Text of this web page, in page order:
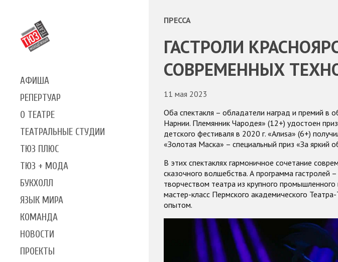
АФИША
РЕПЕРТУАР
О ТЕАТРЕ
ТЕАТРАЛЬНЫЕ СТУДИИ
ТЮЗ ПЛЮС
ТЮЗ + МОДА
БУКХОЛЛ
ЯЗЫК МИРА
КОМАНДА
НОВОСТИ
ПРОЕКТЫ
ПРЕССА
ГАСТРОЛИ
СОВРЕМЕННЫХ
11 мая 2023
Оба спектакля – обладатели наград и премий в
Нарнии. Племянник Чародея» (12+) удостоен
детского фестиваля в 2020 г. «Алиsа» (6+)
«Золотая Маска» – специальный приз «За яркий
В этих спектаклях гармоничное сочетание
сказочного волшебства. А программа гастролей
творчеством театра из крупного
мастер-класс Пермского академического
опытом.